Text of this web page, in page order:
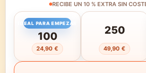
RECIBE UN 10 % EXTRA SIN
100
24,90 €
IDEAL PARA EMPEZAR
250
49,90 €